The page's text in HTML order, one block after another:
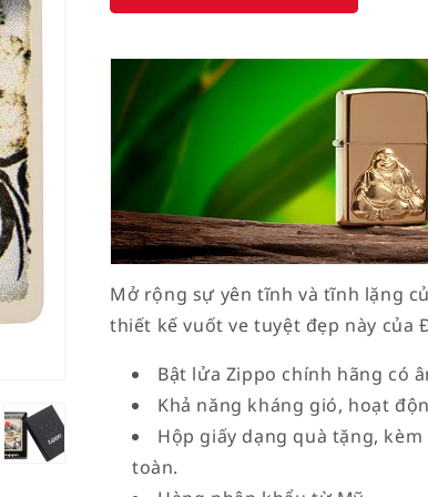
Mở rộng sự yên tĩnh và tĩnh lặng
thiết kế vuốt ve tuyệt đẹp này của
Bật lửa Zippo chính hãng có
Khả năng kháng gió, hoạt
Hộp giấy dạng quà tặng,
toàn.